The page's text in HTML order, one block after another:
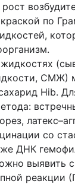
по
СМЖ)
Hib.
со
ДНК
выявить
реакции